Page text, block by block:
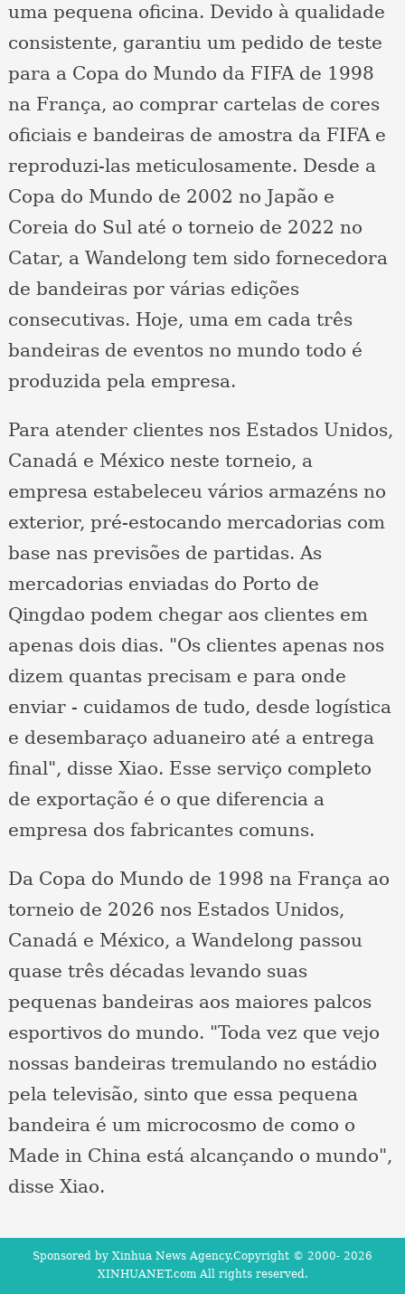
uma pequena oficina. Devido à qualidade
consistente, garantiu um pedido de teste
para a Copa do Mundo da FIFA de 1998
na França, ao comprar cartelas de cores
oficiais e bandeiras de amostra da FIFA e
reproduzi-las meticulosamente. Desde a
Copa do Mundo de 2002 no Japão e
Coreia do Sul até o torneio de 2022 no
Catar, a Wandelong tem sido fornecedora
de bandeiras por várias edições
consecutivas. Hoje, uma em cada três
bandeiras de eventos no mundo todo é
produzida pela empresa.
Para atender clientes nos Estados Unidos,
Canadá e México neste torneio, a
empresa estabeleceu vários armazéns no
exterior, pré-estocando mercadorias com
base nas previsões de partidas. As
mercadorias enviadas do Porto de
Qingdao podem chegar aos clientes em
apenas dois dias. "Os clientes apenas nos
dizem quantas precisam e para onde
enviar - cuidamos de tudo, desde logística
e desembaraço aduaneiro até a entrega
final", disse Xiao. Esse serviço completo
de exportação é o que diferencia a
empresa dos fabricantes comuns.
Da Copa do Mundo de 1998 na França ao
torneio de 2026 nos Estados Unidos,
Canadá e México, a Wandelong passou
quase três décadas levando suas
pequenas bandeiras aos maiores palcos
esportivos do mundo. "Toda vez que vejo
nossas bandeiras tremulando no estádio
pela televisão, sinto que essa pequena
bandeira é um microcosmo de como o
Made in China está alcançando o mundo",
disse Xiao.
Sponsored by Xinhua News Agency.Copyright © 2000- 2026
XINHUANET.com All rights reserved.